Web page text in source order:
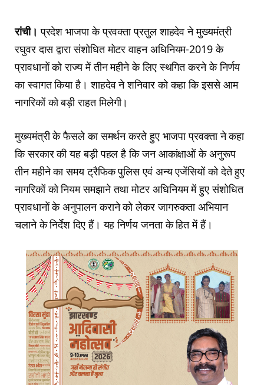
रांची। प्रदेश भाजपा के प्रवक्ता प्रतुल शाहदेव ने मुख्यमंत्री
रघुवर दास द्वारा संशोधित मोटर वाहन अधिनियम-2019 के
प्रावधानों को राज्य में तीन महीने के लिए स्थगित करने के निर्णय
का स्वागत किया है। शाहदेव ने शनिवार को कहा कि इससे आम
नागरिकों को बड़ी राहत मिलेगी।
मुख्यमंत्री के फैसले का समर्थन करते हुए भाजपा प्रवक्ता ने कहा
कि सरकार की यह बड़ी पहल है कि जन आकांक्षाओं के अनुरूप
तीन महीने का समय ट्रैफिक पुलिस एवं अन्य एजेंसियों को देते हुए
नागरिकों को नियम समझाने तथा मोटर अधिनियम में हुए संशोधित
प्रावधानों के अनुपालन कराने को लेकर जागरुकता अभियान
चलाने के निर्देश दिए हैं। यह निर्णय जनता के हित में हैं।